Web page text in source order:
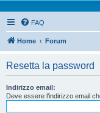
FAQ
Home Forum
Resetta la password
Indirizzo email:
Deve essere l’indirizzo email